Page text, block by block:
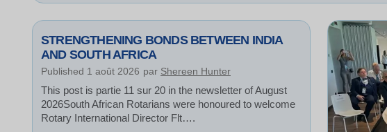
STRENGTHENING BONDS BETWEEN INDIA
AND SOUTH AFRICA
Published 1 août 2026 par Shereen Hunter
This post is partie 11 sur 20 in the newsletter of August
2026South African Rotarians were honoured to welcome
Rotary International Director Flt….